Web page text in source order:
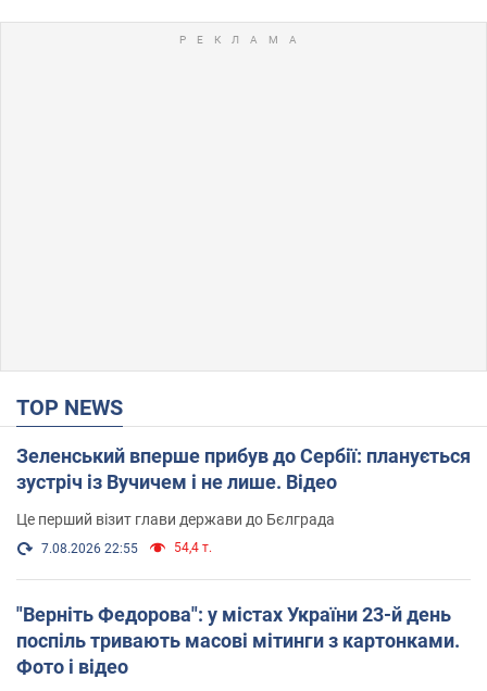
TOP NEWS
Зеленський вперше прибув до Сербії: планується
зустріч із Вучичем і не лише. Відео
Це перший візит глави держави до Бєлграда
7.08.2026 22:55 54,4 т.
"Верніть Федорова": у містах України 23-й день
поспіль тривають масові мітинги з картонками.
Фото і відео